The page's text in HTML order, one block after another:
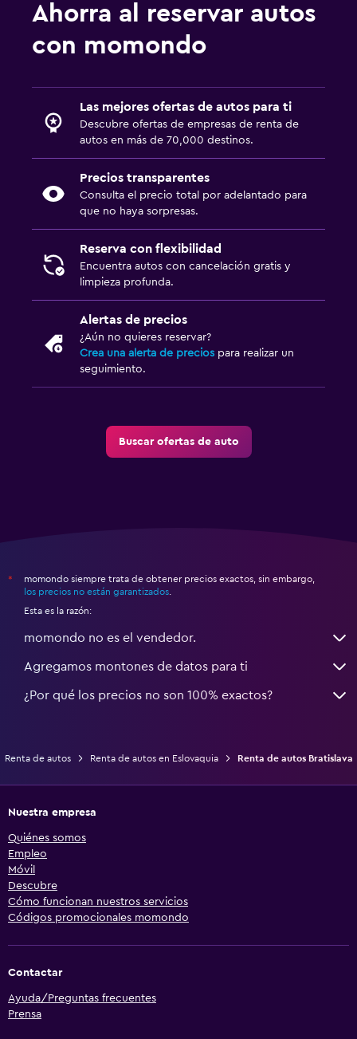
Ahorra al reservar autos
con momondo
Las mejores ofertas de autos para ti
Descubre ofertas de empresas de renta de
autos en más de 70,000 destinos.
Precios transparentes
Consulta el precio total por adelantado para
que no haya sorpresas.
Reserva con flexibilidad
Encuentra autos con cancelación gratis y
limpieza profunda.
Alertas de precios
¿Aún no quieres reservar?
Crea una alerta de precios para realizar un
seguimiento.
Buscar ofertas de auto
*
momondo siempre trata de obtener precios exactos, sin embargo,
los precios no están garantizados
Esta es la razón:
momondo no es el vendedor.
Agregamos montones de datos para ti
¿Por qué los precios no son 100% exactos?
Renta de autos Renta de autos en Eslovaquia Renta de autos Bratislava
Nuestra empresa
Quiénes somos
Empleo
Móvil
Descubre
Cómo funcionan nuestros servicios
Códigos promocionales momondo
Contactar
Ayuda/Preguntas frecuentes
Prensa